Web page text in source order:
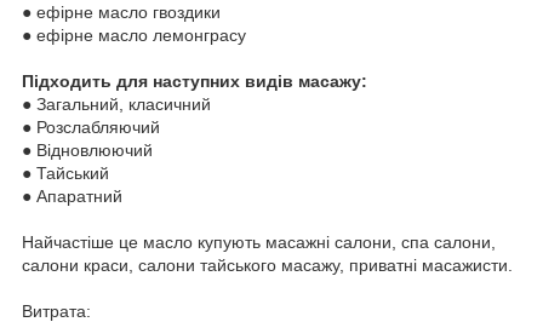
● ефірне масло гвоздики
● ефірне масло лемонграсу
Підходить для наступних видів масажу:
● Загальний, класичний
● Розслабляючий
● Відновлюючий
● Тайський
● Апаратний
Найчастіше це масло купують масажні салони, спа салони,
салони краси, салони тайського масажу, приватні масажисти.
Витрата: